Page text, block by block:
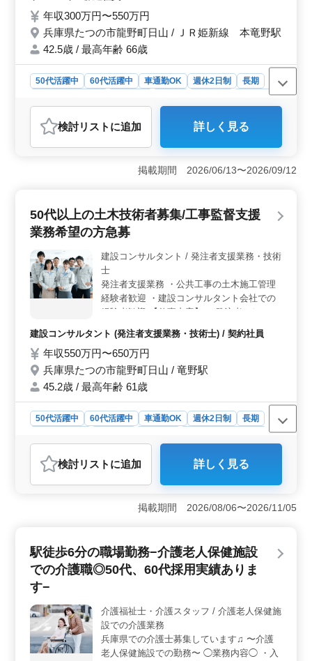
CAD操作あり ＊50代以上建築設計業務経験
者急募/条件面優遇いたします ＊1級建築士
保有者お気軽にお問い合わせ下さい ご応募
お待ちしております
年収300万円〜550万円
兵庫県たつの市龍野町日山 / ＪＲ姫新線 本竜野駅
42.5歳 / 最高年齢 66歳
50代活躍中 60代活躍中 車通勤OK 週休2日制
長期
派遣社員
設計事務所・建築士
おすすめポイント
＜経験者歓迎の理由＞ 50代以上の建築設計業務経験者
を積極的に求めています。豊富な経験を活かし、チーム
に貢献できる環境が整っています。また、1級建築士保有
＞ 週休2日制や残業が少ない環境で、プライベートな時
間を充実させることができます。さらに、交通費全額支
賞与年二回の支給や社会保険完備など、待遇面も充実し
ています。 ＜建築設計の幅広い業務領域＞ 意匠設
計業務を主体としながら、集合住宅や宿泊施設、福祉施
設など様々なプロジェクトに携わることができます。
CAD操作を含む幅広い業務を通じて、設計のスキルを磨
検討リスト に追加 詳しく見る
掲載期間 2026/06/13〜2026/09/12
50代以上の土木技術者募集/工事監督支援
業務希望の方急募
建設コンサルタント / 発注者支援業務・技術
士
発注者支援業務 ・公共工事の土木施工管理
経験者歓迎 ・建設コンサルタント会社での
経験者歓迎 【仕事内容】 ・発注者として工
事発注業務 ・的確に協力会社に指示確認を
する管理業務 ・請負工事の履行に必要とな
る資料作成 ・施工状況の照会及び確認 ・工
事検査等への臨場 ・設計図書と工事現場の
確認 ※単身赴任可能な方！積極採用中！！
建設コンサルタント (発注者支援業務・技術士) / 契約社員
年収550万円〜650万円
兵庫県たつの市龍野町日山 / 竜野駅
45.2歳 / 最高年齢 61歳
50代活躍中 60代活躍中 車通勤OK 週休2日制
長期
おすすめポイント
＜経験者歓迎＞ 公共工事の施工管理や建設コンサルタ
ントでの経験者を積極採用しています。豊富な経験を持
つ方々が、発注者としての業務を支え、チームの力にな
ることでより効率的なプロジェクト推進が可能で
全額支給や福利厚生の充実も魅力です。安定した収入と
福利厚生が、生活の安心感を提供します。 ＜働きや
すい環境＞ 週休2日制で、土日祝休み。さらに、GW休
暇や年末年始もしっかり取得できます。社用車支給や
寮・社宅の完備など、快適な職場環境が整っています。
長期的なキャリアプランを描きながら、バランスの取れ
た生活を送ることができます。
検討リスト に追加 詳しく見る
掲載期間 2026/08/06〜2026/11/05
駅徒歩6分の職場勤務−介護老人保健施設
での介護職◎50代、60代採用実績ありま
す−
介護福祉士・介護スタッフ / 介護老人保健施
設での介護業務
兵庫県での介護士募集しています♫ 〜介護
老人保健施設での勤務〜 ◯業務内容◯ ・入